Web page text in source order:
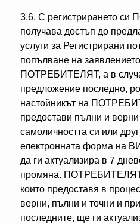
3.6. С регистрирането
получава достъп до
услуги за Регистрирани
попълване на
ПОТРЕБИТЕЛЯТ, а в
предложение последно,
настойникът на
предостави пълни и
самоличността си или
електронната форма на
да ги актуализира в 7
промяна. ПОТРЕБИТЕЛЯТ
които предоставя в
верни, пълни и точни и
последните, ще ги